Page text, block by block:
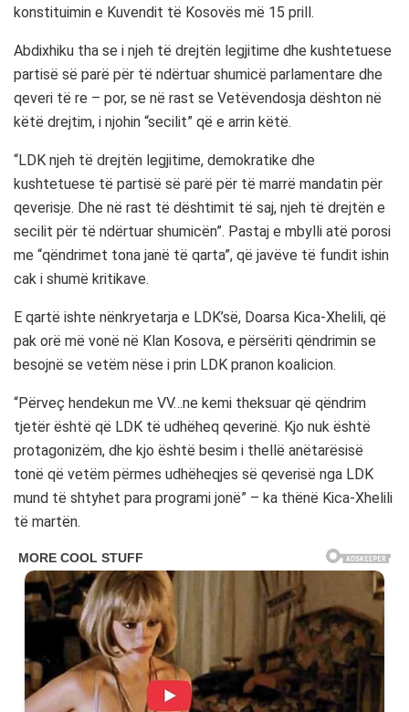
konstituimin e Kuvendit të Kosovës më 15 prill.
Abdixhiku tha se i njeh të drejtën legjitime dhe kushtetuese
partisë së parë për të ndërtuar shumicë parlamentare dhe
qeveri të re – por, se në rast se Vetëvendosja dështon në
këtë drejtim, i njohin “secilit” që e arrin këtë.
“LDK njeh të drejtën legjitime, demokratike dhe
kushtetuese të partisë së parë për të marrë mandatin për
qeverisje. Dhe në rast të dështimit të saj, njeh të drejtën e
secilit për të ndërtuar shumicën”. Pastaj e mbylli atë porosi
me “qëndrimet tona janë të qarta”, që javëve të fundit ishin
cak i shumë kritikave.
E qartë ishte nënkryetarja e LDK’së, Doarsa Kica-Xhelili, që
pak orë më vonë në Klan Kosova, e përsëriti qëndrimin se
besojnë se vetëm nëse i prin LDK pranon koalicion.
“Përveç hendekun me VV…ne kemi theksuar që qëndrim
tjetër është që LDK të udhëheq qeverinë. Kjo nuk është
protagonizëm, dhe kjo është besim i thellë anëtarësisë
tonë që vetëm përmes udhëheqjes së qeverisë nga LDK
mund të shtyhet para programi jonë” – ka thënë Kica-Xhelili
të martën.